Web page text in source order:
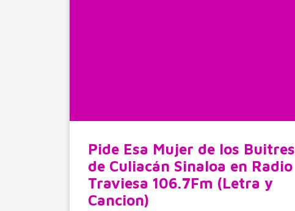
Pide Esa Mujer de los Buitres
de Culiacán Sinaloa en Radio
Traviesa 106.7Fm (Letra y
Cancion)